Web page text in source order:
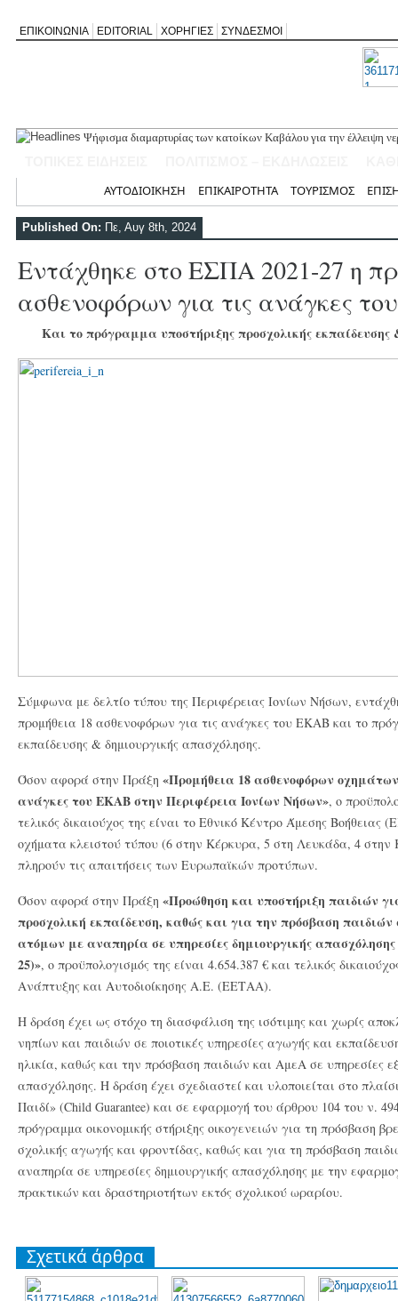
ΕΠΙΚΟΙΝΩΝΙΑ EDITORIAL ΧΟΡΗΓΙΕΣ ΣΥΝΔΕΣΜΟΙ
Ψήφισμα διαμαρτυρίας των κατοίκων Καβάλου για την έλλειψη
Θεία Λειτουργία για τους απόδημους Αλεξανδρίτες στον Άγιο
ΑΥΤΟΔΙΟΙΚΗΣΗ ΕΠΙΚΑΙΡΟΤΗΤΑ ΤΟΥΡΙΣΜΟΣ
Published On: Πε, Αυγ 8th, 2024
Εντάχθηκε στο ΕΣΠΑ 2021-27 η
ασθενοφόρων για τις ανάγκες
Και το πρόγραμμα υποστήριξης προσχολικής εκπαίδευσης
Σύμφωνα με δελτίο τύπου της Περιφέρειας Ιονίων Νήσων,
προμήθεια 18 ασθενοφόρων για τις ανάγκες του ΕΚΑΒ και το
εκπαίδευσης & δημιουργικής απασχόλησης.
Όσον αφορά στην Πράξη «Προμήθεια 18 ασθενοφόρων
ανάγκες του ΕΚΑΒ στην Περιφέρεια Ιονίων Νήσων», ο
τελικός δικαιούχος της είναι το Εθνικό Κέντρο Άμεσης
οχήματα κλειστού τύπου (6 στην Κέρκυρα, 5 στη Λευκάδα, 4
πληρούν τις απαιτήσεις των Ευρωπαϊκών προτύπων.
Όσον αφορά στην Πράξη «Προώθηση και υποστήριξη παιδιών
προσχολική εκπαίδευση, καθώς και για την πρόσβαση παιδιών
ατόμων με αναπηρία σε υπηρεσίες δημιουργικής
25)», ο προϋπολογισμός της είναι 4.654.387 € και τελικός
Ανάπτυξης και Αυτοδιοίκησης Α.Ε. (ΕΕΤΑΑ).
Η δράση έχει ως στόχο τη διασφάλιση της ισότιμης και χωρίς
νηπίων και παιδιών σε ποιοτικές υπηρεσίες αγωγής και
ηλικία, καθώς και την πρόσβαση παιδιών και ΑμεΑ σε υπηρεσίες
απασχόλησης. Η δράση έχει σχεδιαστεί και υλοποιείται στο
Παιδί» (Child Guarantee) και σε εφαρμογή του άρθρου 104 του ν.
πρόγραμμα οικονομικής στήριξης οικογενειών για τη πρόσβαση
σχολικής αγωγής και φροντίδας, καθώς και για τη πρόσβαση
αναπηρία σε υπηρεσίες δημιουργικής απασχόλησης με την
πρακτικών και δραστηριοτήτων εκτός σχολικού ωραρίου.
Σχετικά άρθρα